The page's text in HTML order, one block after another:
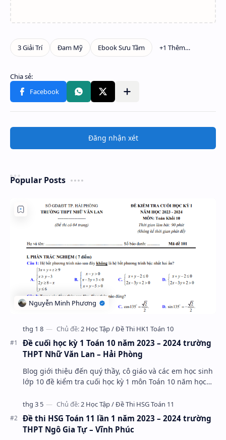
Đăng nhận xét
Popular Posts
Đề cuối học kỳ 1 Toán 10 năm 2023 – 2024 trường
THPT Nhữ Văn Lan – Hải Phòng
Blog giới thiệu đến quý thầy, cô giáo và các em học sinh
lớp 10 đề kiểm tra cuối học kỳ 1 môn Toán 10 năm học
Đề thi HSG Toán 11 lần 1 năm 2023 – 2024 trường
THPT Ngô Gia Tự – Vĩnh Phúc